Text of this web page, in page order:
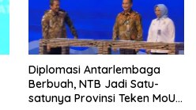
Diplomasi Antarlembaga
Berbuah, NTB Jadi Satu-
satunya Provinsi Teken MoU